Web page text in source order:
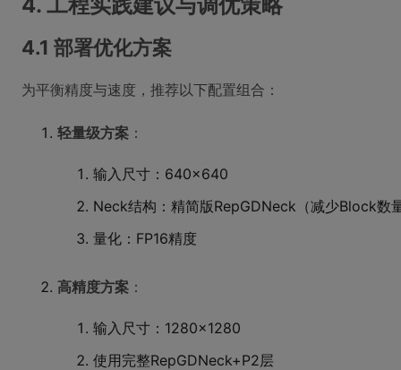
4.1 部署优化方案
为平衡精度与速度，推荐以下配置组合：
轻量级方案 ：
输入尺寸：640×640
Neck结构：精简版RepGDNeck（减少Block数
量化：FP16精度
高精度方案 ：
输入尺寸：1280×1280
使用完整RepGDNeck+P2层